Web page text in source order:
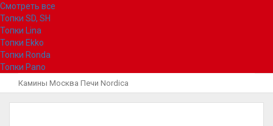
Смотреть все
Топки SD, SH
Топки Lina
Топки Ekko
Топки Ronda
Топки Pano
Камины Москва Печи Nordica